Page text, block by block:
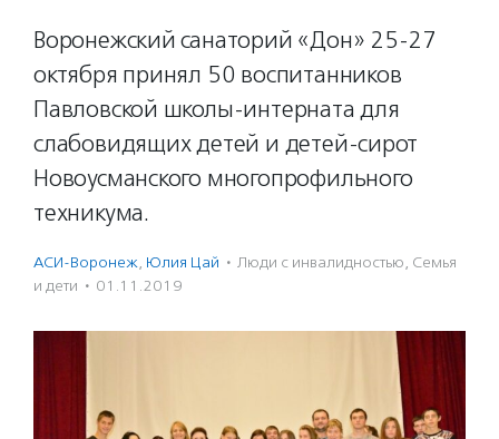
Воронежский санаторий «Дон» 25-27
октября принял 50 воспитанников
Павловской школы-интерната для
слабовидящих детей и детей-сирот
Новоусманского многопрофильного
техникума.
АСИ-Воронеж, Юлия Цай · Люди с инвалидностью, Семья
и дети · 01.11.2019